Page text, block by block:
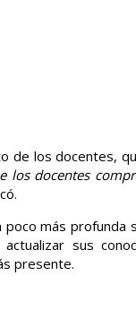
de los docentes,
los docentes
más profunda
sus
presente.